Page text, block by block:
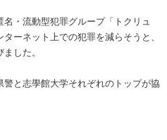
・流動型犯罪グループ「トクリュ
ーネット上での犯罪を減らそうと、
した。
と志學館大学それぞれのトップが協